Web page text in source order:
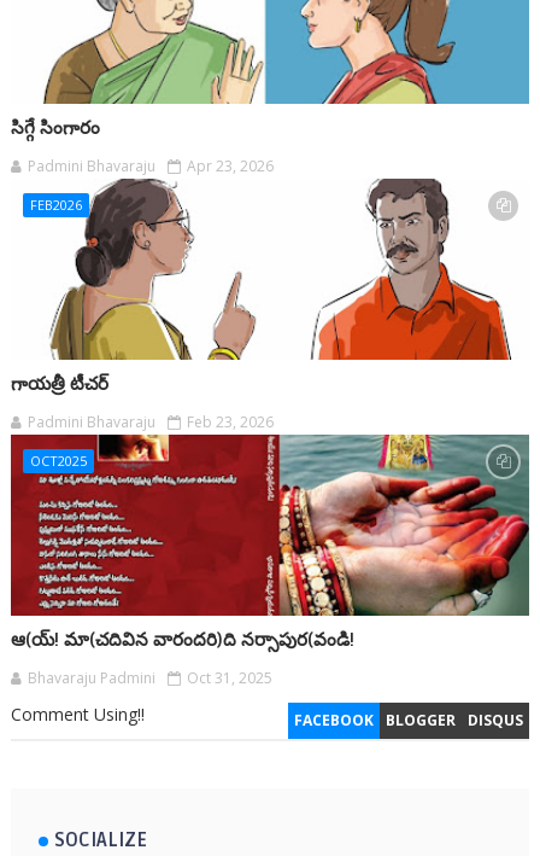
సిగ్గే సింగారం
Padmini Bhavaraju Apr 23, 2026
FEB2026
గాయత్రీ టీచర్
Padmini Bhavaraju Feb 23, 2026
OCT2025
ఆ(య్! మా(చదివిన వారందరి)ది నర్సాపుర(వండి!
Bhavaraju Padmini Oct 31, 2025
FACEBOOK BLOGGER DISQUS
Comment Using!!
SOCIALIZE